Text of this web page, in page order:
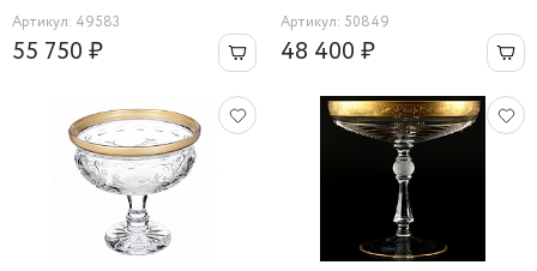
Артикул: 49583
55 750 ₽
Артикул: 50849
48 400 ₽